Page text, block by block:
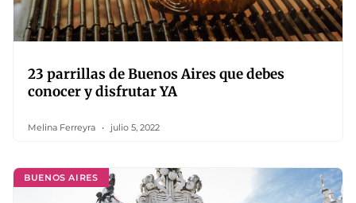
23 parrillas de Buenos Aires que debes
conocer y disfrutar YA
Melina Ferreyra julio 5, 2022
BUENOS AIRES